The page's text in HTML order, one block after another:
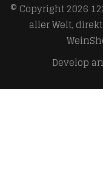
© Copyright 2026
aller Welt,
Develop